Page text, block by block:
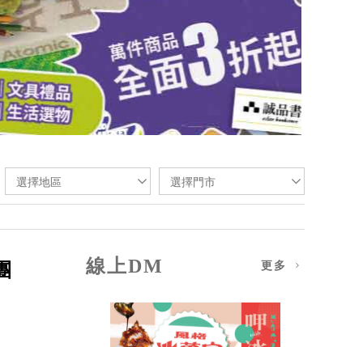
選擇地區 選擇門市
線上DM 更多